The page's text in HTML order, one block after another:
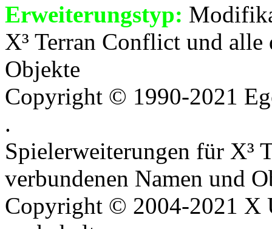
Erweiterungstyp:
X³ Terran Conflict und
Objekte
Copyright © 1990-2021
.
Spielerweiterungen für X³
verbundenen Namen und
Copyright © 2004-2021 X